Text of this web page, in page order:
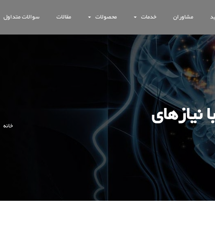
مشاوران خدمات محصولات مقالات سوالات متداول
خانه